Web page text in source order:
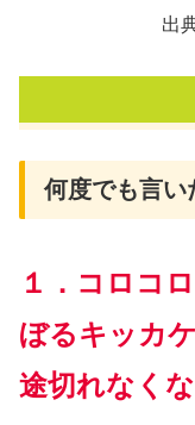
出
何度でも言い
１．コロコ
ぼるキッカ
途切れなく